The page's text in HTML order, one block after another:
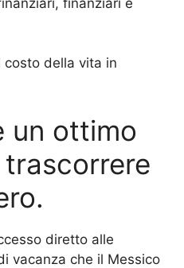
costo della vita in
un ottimo
diretto alle
vacanza che il Messico